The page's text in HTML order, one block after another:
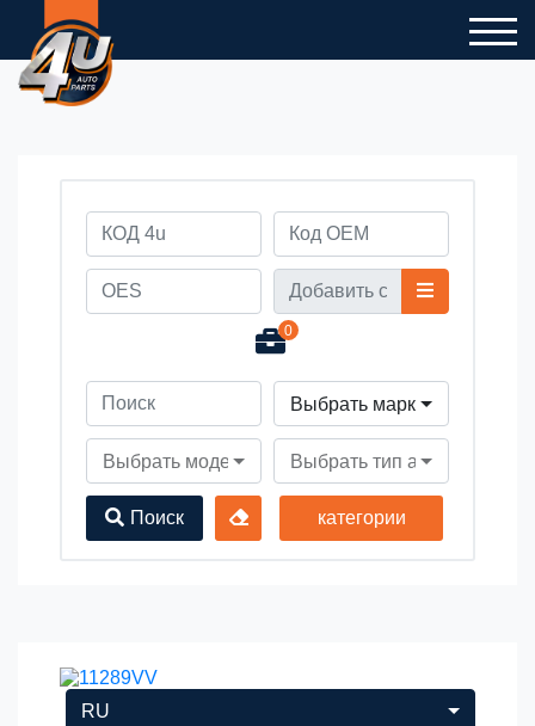
0
Выбрать марку
Выбрать модель автомобиляВыбрать тип автомобиля
Поиск категории
RU